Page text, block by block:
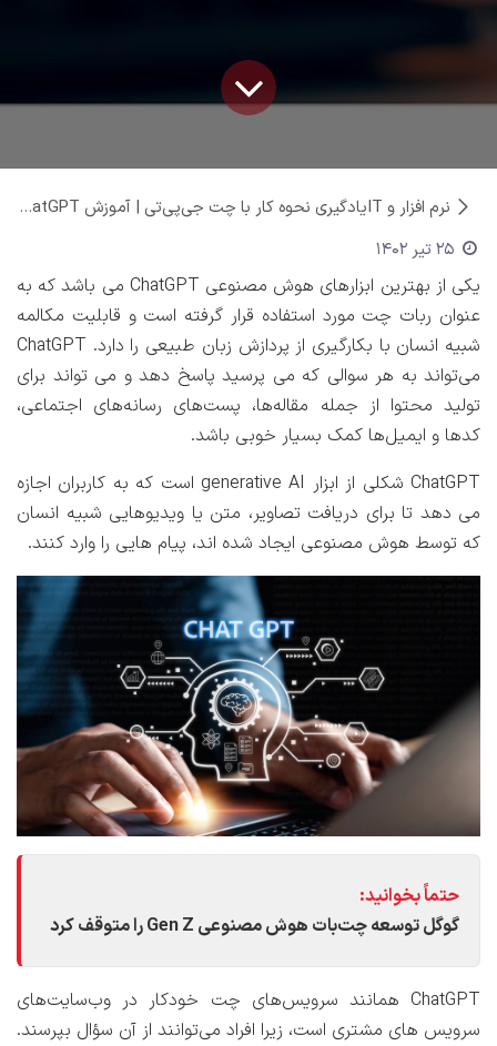
نرم افزار و IT
یادگیری نحوه کار با چت جی‌پی‌تی | آموزش ChatGPT
25 تیر 1402
یکی از بهترین ابزارهای هوش مصنوعی ChatGPT می باشد که به
عنوان ربات چت مورد استفاده قرار گرفته است و قابلیت مکالمه
شبیه انسان با بکارگیری از پردازش زبان طبیعی را دارد. ChatGPT
می‌تواند به هر سوالی که می پرسید پاسخ دهد و می تواند برای
تولید محتوا از جمله مقاله‌ها، پست‌های رسانه‌های اجتماعی،
کدها و ایمیل‌ها کمک بسیار خوبی باشد.
ChatGPT شکلی از ابزار generative AI است که به کاربران اجازه
می دهد تا برای دریافت تصاویر، متن یا ویدیوهایی شبیه انسان
که توسط هوش مصنوعی ایجاد شده اند، پیام هایی را وارد کنند.
حتماً بخوانید:
گوگل توسعه چت‌بات هوش مصنوعی Gen Z را متوقف کرد
ChatGPT همانند سرویس‌های چت خودکار در وب‌سایت‌های
سرویس های مشتری است، زیرا افراد می‌توانند از آن سؤال بپرسند.